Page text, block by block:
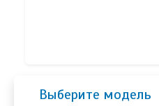
Выберите модель